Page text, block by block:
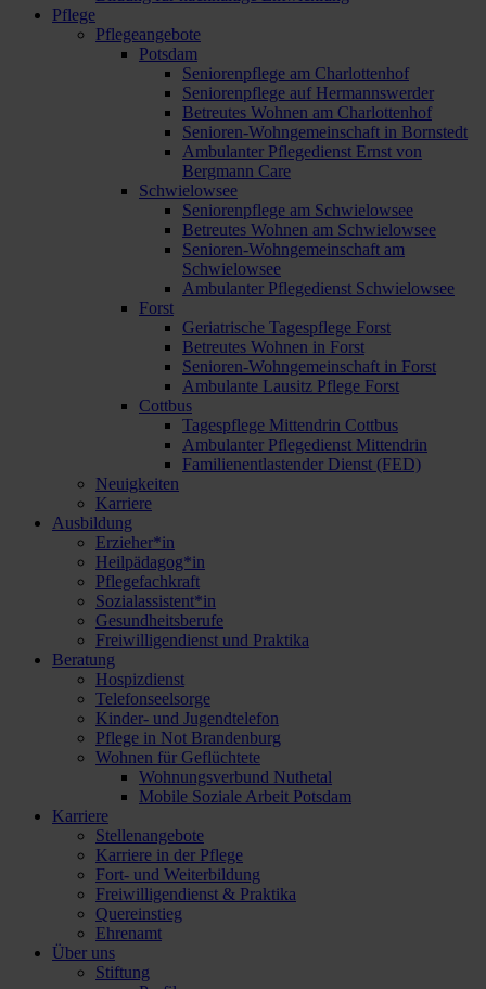
Pflege
Pflegeangebote
Potsdam
Seniorenpflege am Charlottenhof
Seniorenpflege auf Hermannswerder
Betreutes Wohnen am Charlottenhof
Senioren-Wohngemeinschaft in Bornstedt
Ambulanter Pflegedienst Ernst von
Bergmann Care
Schwielowsee
Seniorenpflege am Schwielowsee
Betreutes Wohnen am Schwielowsee
Senioren-Wohngemeinschaft am
Schwielowsee
Ambulanter Pflegedienst Schwielowsee
Forst
Geriatrische Tagespflege Forst
Betreutes Wohnen in Forst
Senioren-Wohngemeinschaft in Forst
Ambulante Lausitz Pflege Forst
Cottbus
Tagespflege Mittendrin Cottbus
Ambulanter Pflegedienst Mittendrin
Familienentlastender Dienst (FED)
Neuigkeiten
Karriere
Ausbildung
Erzieher*in
Heilpädagog*in
Pflegefachkraft
Sozialassistent*in
Gesundheitsberufe
Freiwilligendienst und Praktika
Beratung
Hospizdienst
Telefonseelsorge
Kinder- und Jugendtelefon
Pflege in Not Brandenburg
Wohnen für Geflüchtete
Wohnungsverbund Nuthetal
Mobile Soziale Arbeit Potsdam
Karriere
Stellenangebote
Karriere in der Pflege
Fort- und Weiterbildung
Freiwilligendienst & Praktika
Quereinstieg
Ehrenamt
Über uns
Stiftung